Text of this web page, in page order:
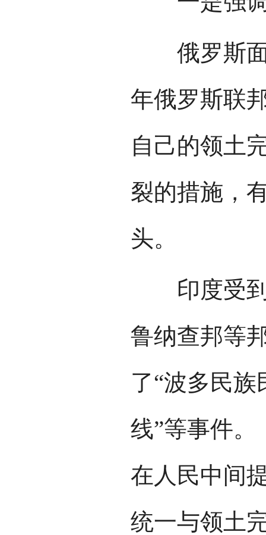
俄罗斯面
年俄罗斯联
自己的领土
裂的措施，
头。
印度受到
鲁纳查邦等
了“波多民族
线”等事件。
在人民中间
统一与领土